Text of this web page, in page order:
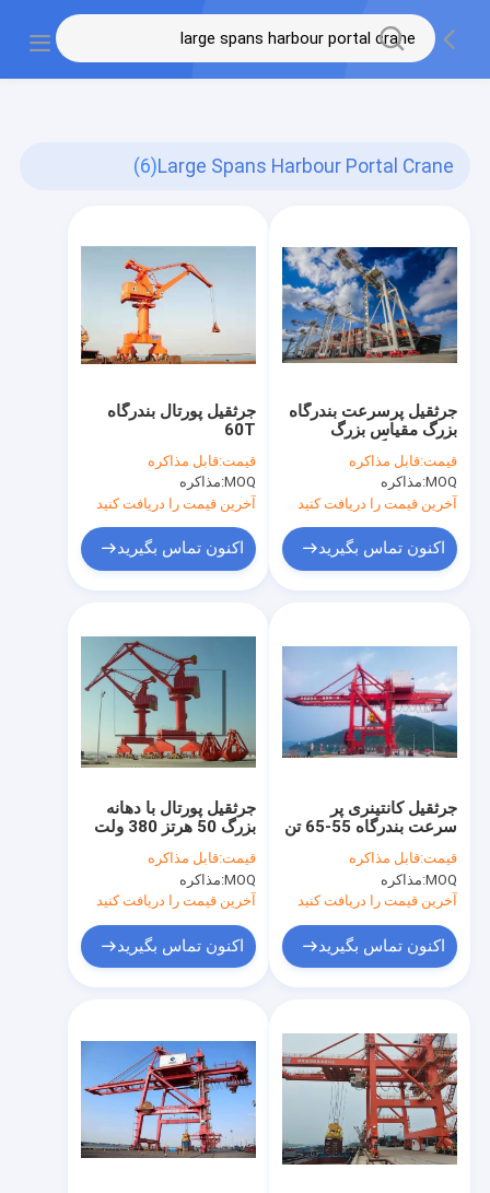
gtag('config', 'G-QWE9HWC3PF', {cookie_flags:
"SameSite=None;Secure"});
Large Spans Harbour Portal Crane
(6)
جرثقیل پورتال بندرگاه
60T
قیمت:قابل مذاکره
MOQ: مذاکره
آخرین قیمت را دریافت کنید
اکنون تماس بگیرید
جرثقیل پرسرعت بندرگاه
بزرگ مقیاس بزرگ
تا 80 تن
قیمت:قابل مذاکره
MOQ: مذاکره
آخرین قیمت را دریافت کنید
اکنون تماس بگیرید
جرثقیل پورتال با دهانه
بزرگ 50 هرتز 380 ولت
قیمت:قابل مذاکره
MOQ: مذاکره
آخرین قیمت را دریافت کنید
اکنون تماس بگیرید
جرثقیل کانتینری پر
سرعت بندرگاه 55-65 تن
قیمت:قابل مذاکره
MOQ: مذاکره
آخرین قیمت را دریافت کنید
اکنون تماس بگیرید